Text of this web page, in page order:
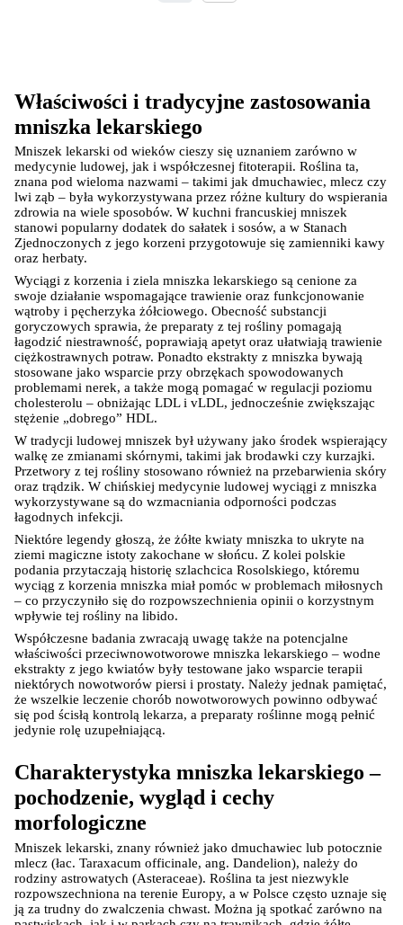
Właściwości i tradycyjne zastosowania
mniszka lekarskiego
Mniszek lekarski od wieków cieszy się uznaniem zarówno w
medycynie ludowej, jak i współczesnej fitoterapii. Roślina ta,
znana pod wieloma nazwami – takimi jak dmuchawiec, mlecz czy
lwi ząb – była wykorzystywana przez różne kultury do wspierania
zdrowia na wiele sposobów. W kuchni francuskiej mniszek
stanowi popularny dodatek do sałatek i sosów, a w Stanach
Zjednoczonych z jego korzeni przygotowuje się zamienniki kawy
oraz herbaty.
Wyciągi z korzenia i ziela mniszka lekarskiego są cenione za
swoje działanie wspomagające trawienie oraz funkcjonowanie
wątroby i pęcherzyka żółciowego. Obecność substancji
goryczowych sprawia, że preparaty z tej rośliny pomagają
łagodzić niestrawność, poprawiają apetyt oraz ułatwiają trawienie
ciężkostrawnych potraw. Ponadto ekstrakty z mniszka bywają
stosowane jako wsparcie przy obrzękach spowodowanych
problemami nerek, a także mogą pomagać w regulacji poziomu
cholesterolu – obniżając LDL i vLDL, jednocześnie zwiększając
stężenie „dobrego” HDL.
W tradycji ludowej mniszek był używany jako środek wspierający
walkę ze zmianami skórnymi, takimi jak brodawki czy kurzajki.
Przetwory z tej rośliny stosowano również na przebarwienia skóry
oraz trądzik. W chińskiej medycynie ludowej wyciągi z mniszka
wykorzystywane są do wzmacniania odporności podczas
łagodnych infekcji.
Niektóre legendy głoszą, że żółte kwiaty mniszka to ukryte na
ziemi magiczne istoty zakochane w słońcu. Z kolei polskie
podania przytaczają historię szlachcica Rosolskiego, któremu
wyciąg z korzenia mniszka miał pomóc w problemach miłosnych
– co przyczyniło się do rozpowszechnienia opinii o korzystnym
wpływie tej rośliny na libido.
Współczesne badania zwracają uwagę także na potencjalne
właściwości przeciwnowotworowe mniszka lekarskiego – wodne
ekstrakty z jego kwiatów były testowane jako wsparcie terapii
niektórych nowotworów piersi i prostaty. Należy jednak pamiętać,
że wszelkie leczenie chorób nowotworowych powinno odbywać
się pod ścisłą kontrolą lekarza, a preparaty roślinne mogą pełnić
jedynie rolę uzupełniającą.
Charakterystyka mniszka lekarskiego –
pochodzenie, wygląd i cechy
morfologiczne
Mniszek lekarski, znany również jako dmuchawiec lub potocznie
mlecz (łac. Taraxacum officinale, ang. Dandelion), należy do
rodziny astrowatych (Asteraceae). Roślina ta jest niezwykle
rozpowszechniona na terenie Europy, a w Polsce często uznaje się
ją za trudny do zwalczenia chwast. Można ją spotkać zarówno na